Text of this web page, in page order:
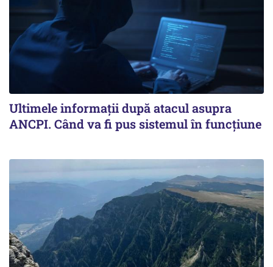
Ultimele informații după atacul asupra
ANCPI. Când va fi pus sistemul în funcțiune